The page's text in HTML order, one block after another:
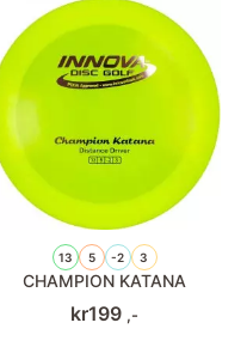
13 5 -2 3
CHAMPION KATANA
kr199 ,-